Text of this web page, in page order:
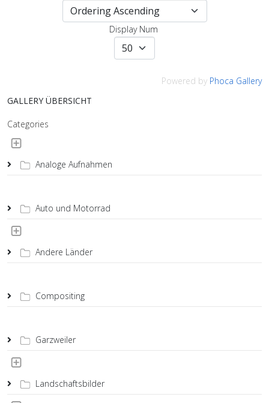
Display Num
Powered by Phoca Gallery
GALLERY ÜBERSICHT
Categories
Analoge Aufnahmen
Auto und Motorrad
Andere Länder
Compositing
Garzweiler
Landschaftsbilder